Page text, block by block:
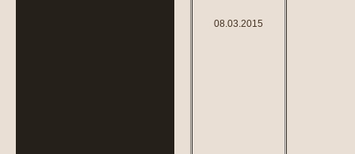
08.03.2015